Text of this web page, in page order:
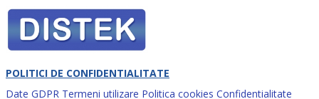
POLITICI DE CONFIDENTIALITATE
Date GDPR Termeni utilizare Politica cookies Confidentialitate